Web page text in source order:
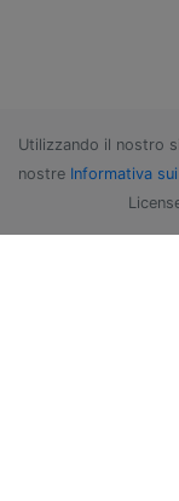
Utilizzando il nostro
nostre Informativa